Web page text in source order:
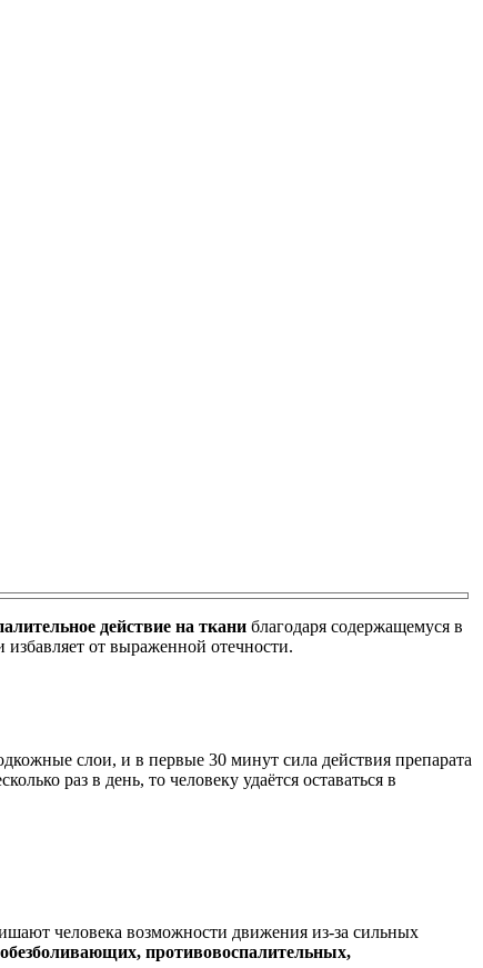
действие на ткани благодаря содержащемуся в
от выраженной отечности.
слои, и в первые 30 минут сила действия препарата
раз в день, то человеку удаётся оставаться в
человека возможности движения из-за сильных
противовоспалительных,